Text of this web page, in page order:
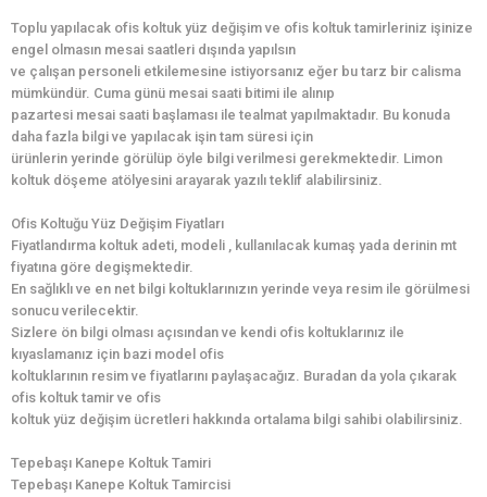
Toplu yapılacak ofis koltuk yüz değişim ve ofis koltuk tamirleriniz işinize
engel olmasın mesai saatleri dışında yapılsın
ve çalışan personeli etkilemesine istiyorsanız eğer bu tarz bir calisma
mümkündür. Cuma günü mesai saati bitimi ile alınıp
pazartesi mesai saati başlaması ile tealmat yapılmaktadır. Bu konuda
daha fazla bilgi ve yapılacak işin tam süresi için
ürünlerin yerinde görülüp öyle bilgi verilmesi gerekmektedir. Limon
koltuk döşeme atölyesini arayarak yazılı teklif alabilirsiniz.
Ofis Koltuğu Yüz Değişim Fiyatları
Fiyatlandırma koltuk adeti, modeli , kullanılacak kumaş yada derinin mt
fiyatına göre degişmektedir.
En sağlıklı ve en net bilgi koltuklarınızın yerinde veya resim ile görülmesi
sonucu verilecektir.
Sizlere ön bilgi olması açısından ve kendi ofis koltuklarınız ile
kıyaslamanız için bazi model ofis
koltuklarının resim ve fiyatlarını paylaşacağız. Buradan da yola çıkarak
ofis koltuk tamir ve ofis
koltuk yüz değişim ücretleri hakkında ortalama bilgi sahibi olabilirsiniz.
Tepebaşı Kanepe Koltuk Tamiri
Tepebaşı Kanepe Koltuk Tamircisi